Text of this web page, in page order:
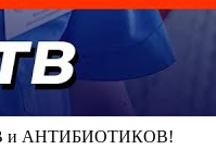
и АНТИБИОТИКОВ!